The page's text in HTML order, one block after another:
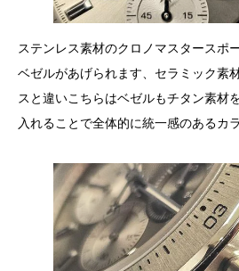
ステンレス素材のクロノマスタースポ
ベゼルがあげられます、セラミック素
スと違いこちらはベゼルもチタン素材
入れることで全体的に統一感のあるカ